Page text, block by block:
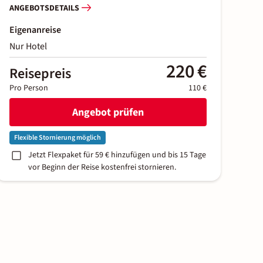
ANGEBOTSDETAILS
Eigenanreise
Nur Hotel
Reisepreis 220 €
Pro Person 110 €
Angebot prüfen
Flexible Stornierung möglich
Jetzt Flexpaket für 59 € hinzufügen und bis 15 Tage
vor Beginn der Reise kostenfrei stornieren.